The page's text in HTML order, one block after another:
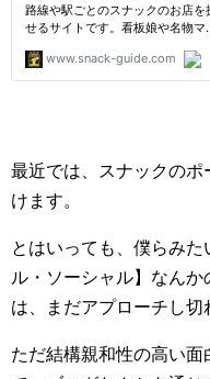
最近では、スナックの
けます。
とはいっても、僕らみ
ル・ソーシャル】なん
は、まだアプローチし切
ただ結構親和性の高い